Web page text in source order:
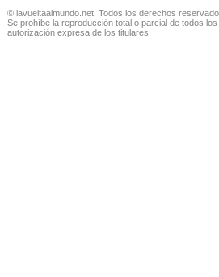
© lavueltaalmundo.net. Todos los derechos
Se prohíbe la reproducción total o parcial de todos
autorización expresa de los titulares.